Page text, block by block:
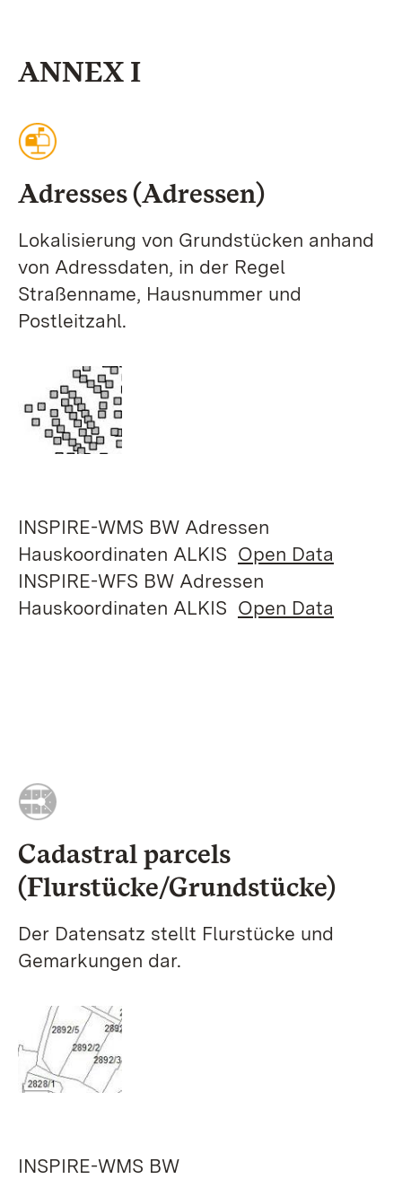
ANNEX I
Adresses (Adressen)
Lokalisierung von Grundstücken anhand
von Adressdaten, in der Regel
Straßenname, Hausnummer und
Postleitzahl.
INSPIRE-WMS BW Adressen
Hauskoordinaten ALKIS Open Data
INSPIRE-WFS BW Adressen
Hauskoordinaten ALKIS Open Data
Cadastral parcels
(Flurstücke/Grundstücke)
Der Datensatz stellt Flurstücke und
Gemarkungen dar.
INSPIRE-WMS BW